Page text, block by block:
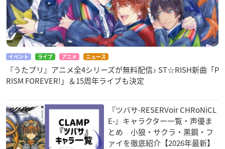
イベント ライブ アニメ ニュース
『うたプリ』アニメ全4シリーズが無料配信♪ ST☆RISH新曲「P
RISM FOREVER!」＆15周年ライブも決定
『ツバサ-RESERVoir CHRoNiCL
E-』キャラクター一覧・声優ま
とめ 小狼・サクラ・黒鋼・フ
ァイを徹底紹介【2026年最新】